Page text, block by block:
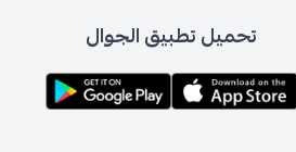
تحميل تطبيق الجوال